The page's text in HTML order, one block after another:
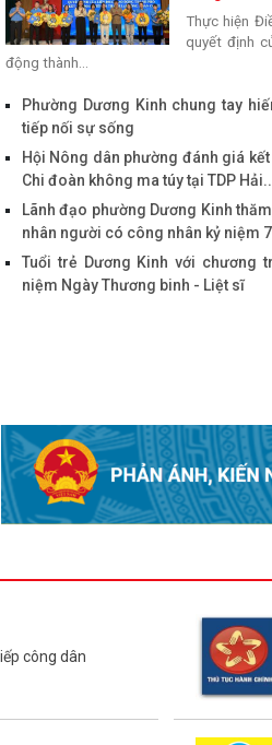
nghệ
Thực hiện
quyết định
động thành...
Phường Dương Kinh chung tay
tiếp nối sự sống
Hội Nông dân phường đánh giá
Chi đoàn không ma túy tại TDP
Lãnh đạo phường Dương Kinh
nhân người có công nhân kỷ niệm
Tuổi trẻ Dương Kinh với chương
niệm Ngày Thương binh - Liệt sĩ
công dân